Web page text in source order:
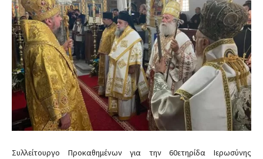
Συλλείτουργο Προκαθημένων για την 60ετηρίδα Ιερωσύνης